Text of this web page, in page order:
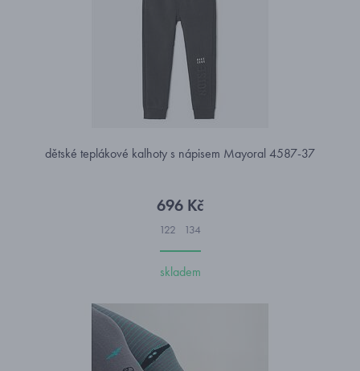
dětské teplákové kalhoty s nápisem Mayoral 4587-37
696 Kč
122 134
skladem